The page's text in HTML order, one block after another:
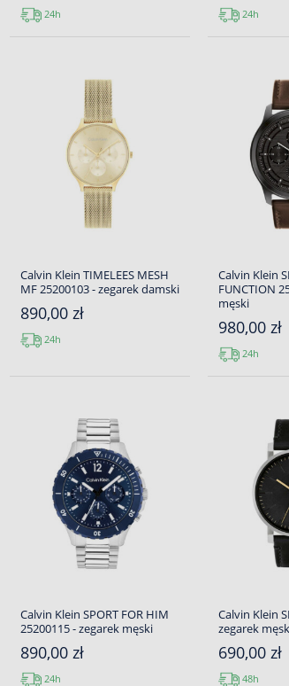
24h 24h
Calvin Klein TIMELEES MESH
MF 25200103 - zegarek damski
890,00 zł
24h
Calvin Klein
FUNCTION
męski
980,00 zł
24h
Calvin Klein SPORT FOR HIM
25200115 - zegarek męski
890,00 zł
24h
Calvin Klein
zegarek
690,00 zł
48h